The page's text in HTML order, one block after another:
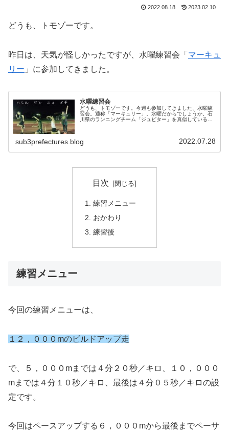
2022.08.18 2023.02.10
どうも、トモゾーです。
昨日は、天気が怪しかったですが、水曜練習会「 マーキュ
リー 」に参加してきました。
水曜練習会
どうも、トモゾーです。今週も参加してきました、水曜練
習会。通称「マーキュリー」。水曜だからでしょうか。石
川県のランニングチーム「ジュピター」を真似しているの
sub3prefectures.blog 2022.07.28
目次
練習メニュー
おかわり
練習後
練習メニュー
今回の練習メニューは、
１２，０００mのビルドアップ走
で、５，０００mまでは４分２０秒／キロ、１０，０００
mまでは４分１０秒／キロ、最後は４分０５秒／キロの設
定です。
今回はペースアップする６，０００mから最後までペーサ